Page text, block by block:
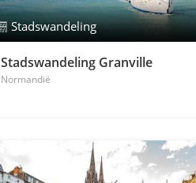
Stadswandeling
Stadswandeling Granville
Normandië